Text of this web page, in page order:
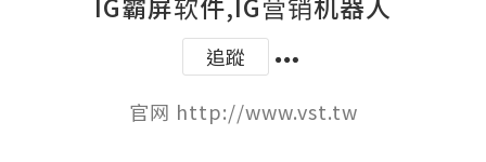
追蹤
官网 http://www.vst.tw